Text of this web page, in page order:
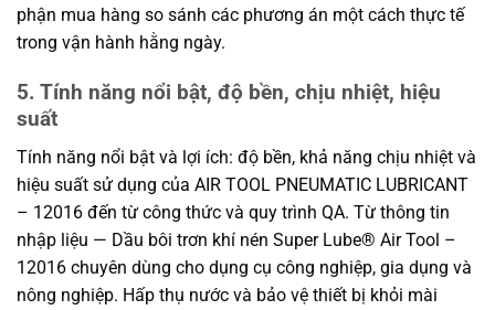
phận mua hàng so sánh các phương án một cách thực tế
trong vận hành hằng ngày.
5. Tính năng nổi bật, độ bền, chịu nhiệt, hiệu
suất
Tính năng nổi bật và lợi ích: độ bền, khả năng chịu nhiệt và
hiệu suất sử dụng của AIR TOOL PNEUMATIC LUBRICANT
– 12016 đến từ công thức và quy trình QA. Từ thông tin
nhập liệu — Dầu bôi trơn khí nén Super Lube® Air Tool –
12016 chuyên dùng cho dụng cụ công nghiệp, gia dụng và
nông nghiệp. Hấp thụ nước và bảo vệ thiết bị khỏi mài